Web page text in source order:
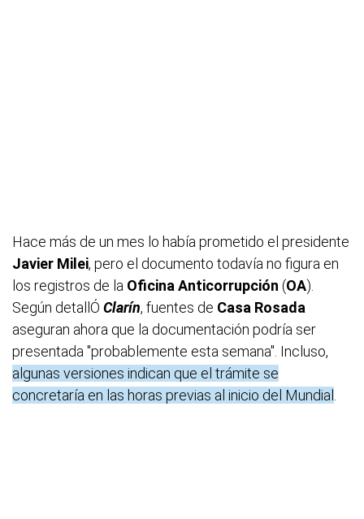
Hace más de un mes lo había prometido el presidente
Javier Milei, pero el documento todavía no figura en
los registros de la Oficina Anticorrupción (OA).
Según detallÓ Clarín, fuentes de Casa Rosada
aseguran ahora que la documentación podría ser
presentada "probablemente esta semana". Incluso,
algunas versiones indican que el trámite se
concretaría en las horas previas al inicio del Mundial